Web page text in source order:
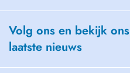
Volg ons en bekijk ons
laatste nieuws